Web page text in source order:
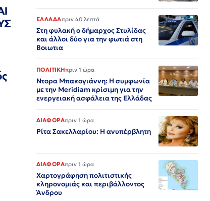
ΕΛΛΑΔΑπριν 40 λεπτά
Στη φυλακή ο δήμαρχος Στυλίδας
και άλλοι δύο για την φωτιά στη
Βοιωτια
ΠΟΛΙΤΙΚΗπριν 1 ώρα
Ντορα Μπακογιάννη: Η συμφωνία
με την Meridiam κρίσιμη για την
ενεργειακή ασφάλεια της Ελλάδας
ΔΙΑΦΟΡΑπριν 1 ώρα
Ρίτα Σακελλαρίου: Η ανυπέρβλητη
ΔΙΑΦΟΡΑπριν 1 ώρα
Χαρτογράφηση πολιτιστικής
κληρονομιάς και περιβάλλοντος
Άνδρου